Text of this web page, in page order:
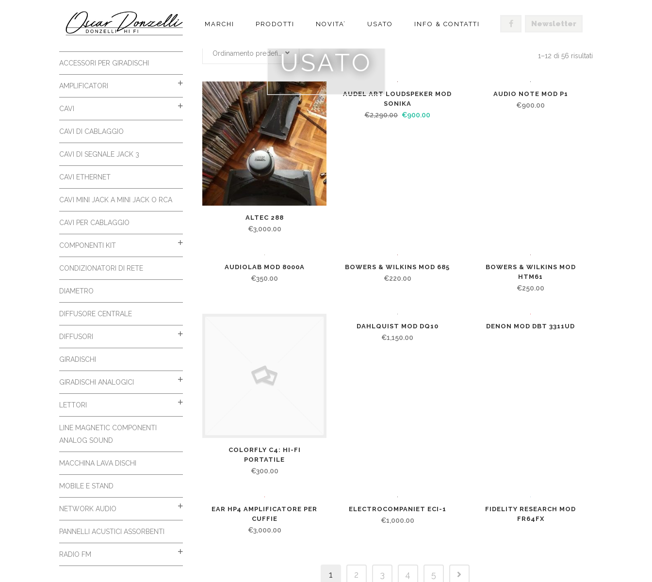
Newsletter
MARCHI PRODOTTI NOVITA’ USATO INFO & CONTATTI
USATO
ACCESSORI PER GIRADISCHI
AMPLIFICATORI
CAVI
CAVI DI CABLAGGIO
CAVI DI SEGNALE JACK 3
CAVI ETHERNET
CAVI MINI JACK A MINI JACK O RCA
CAVI PER CABLAGGIO
COMPONENTI KIT
CONDIZIONATORI DI RETE
DIAMETRO
DIFFUSORE CENTRALE
DIFFUSORI
GIRADISCHI
GIRADISCHI ANALOGICI
LETTORI
LINE MAGNETIC COMPONENTI
ANALOG SOUND
MACCHINA LAVA DISCHI
MOBILE E STAND
NETWORK AUDIO
PANNELLI ACUSTICI ASSORBENTI
RADIO FM
1–12 di 56 risultati
ALTEC 288
€3,000.00
AUDEL ART LOUDSPEKER MOD
SONIKA
€2,290.00 €900.00
AUDIO NOTE MOD P1
€900.00
AUDIOLAB MOD 8000A
€350.00
BOWERS & WILKINS MOD 685
€220.00
BOWERS & WILKINS MOD
HTM61
€250.00
COLORFLY C4: HI-FI
PORTATILE
€300.00
DAHLQUIST MOD DQ10
€1,150.00
DENON MOD DBT 3311UD
EAR HP4 AMPLIFICATORE PER
CUFFIE
€3,000.00
ELECTROCOMPANIET ECI-1
€1,000.00
FIDELITY RESEARCH MOD
FR64FX
1 2 3 4 5